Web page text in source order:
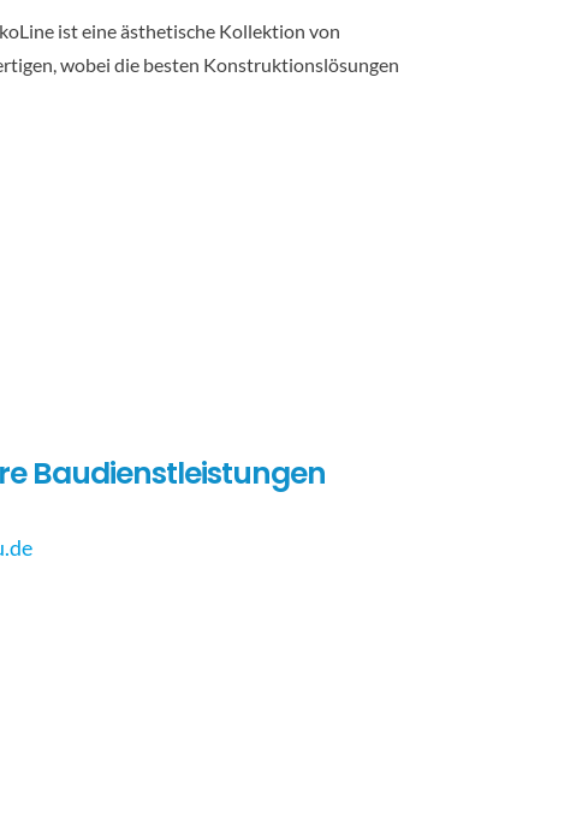
ist eine ästhetische Kollektion von
wobei die besten Konstruktionslösungen
Baudienstleistungen